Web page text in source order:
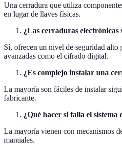
Una cerradura que utiliza
en lugar de llaves físicas.
¿Las cerraduras electrónicas
Sí, ofrecen un nivel de seguridad alto
avanzadas como el cifrado digital.
¿Es complejo instalar una
La mayoría son fáciles de instalar
fabricante.
¿Qué hacer si falla el sistema
La mayoría vienen con mecanismos
manuales.